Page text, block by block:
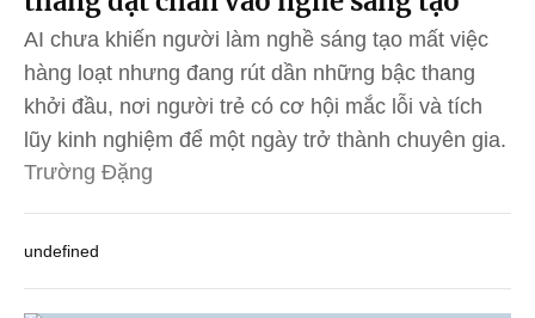
AI chưa khiến người làm nghề sáng tạo mất việc
hàng loạt nhưng đang rút dần những bậc thang
khởi đầu, nơi người trẻ có cơ hội mắc lỗi và tích
lũy kinh nghiệm để một ngày trở thành chuyên gia.
Trường Đặng
undefined